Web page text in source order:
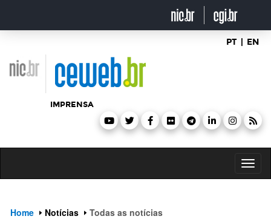
o
PT | EN
IMPRENSA
Home Notícias Todas as notícias